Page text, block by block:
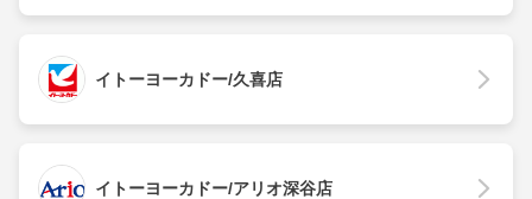
イトーヨーカドー/久喜店
イトーヨーカドー/アリオ深谷店